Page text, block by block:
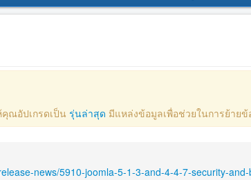
ณอัปเกรดเป็น รุ่นล่าสุด มีแหล่งข้อมูลเพื่อช่วยในการย้าย
news/5910-joomla-5-1-3-and-4-4-7-security-